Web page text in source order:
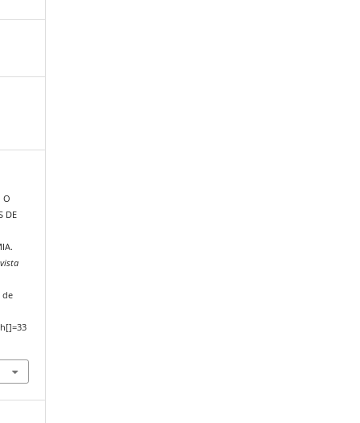
O
DE
de